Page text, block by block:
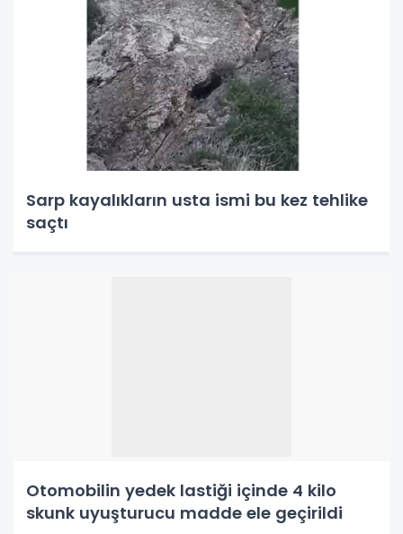
Sarp kayalıkların usta ismi bu kez tehlike
saçtı
Otomobilin yedek lastiği içinde 4 kilo
skunk uyuşturucu madde ele geçirildi